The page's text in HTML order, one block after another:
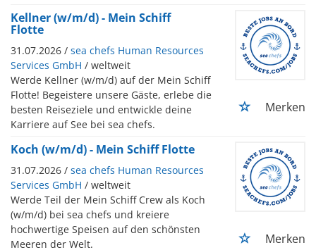
Kellner (w/m/d) - Mein Schiff
Flotte
31.07.2026 / sea chefs Human Resources
Services GmbH / weltweit
Werde Kellner (w/m/d) auf der Mein Schiff
Flotte! Begeistere unsere Gäste, erlebe die
besten Reiseziele und entwickle deine
Karriere auf See bei sea chefs.
Merken
Koch (w/m/d) - Mein Schiff Flotte
31.07.2026 / sea chefs Human Resources
Services GmbH / weltweit
Werde Teil der Mein Schiff Crew als Koch
(w/m/d) bei sea chefs und kreiere
hochwertige Speisen auf den schönsten
Meeren der Welt.
Merken